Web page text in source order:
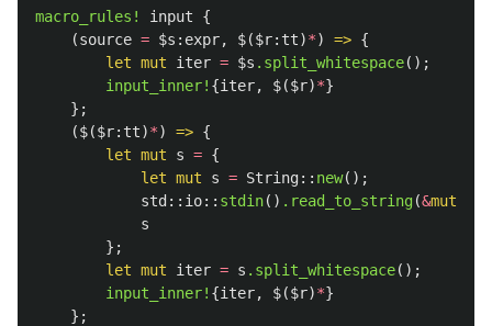
macro_rules! input
{
(source = $s:expr, $($r:tt)*) => {
let mut iter = $s .split_whitespace();
input_inner! {iter, $($r)*}
};
($($r:tt)*) => {
let mut s = {
let mut s = String:: new();
std :: io:: stdin() .read_to_string(&mut
s
};
let mut iter = s .split_whitespace();
input_inner! {iter, $($r)*}
};